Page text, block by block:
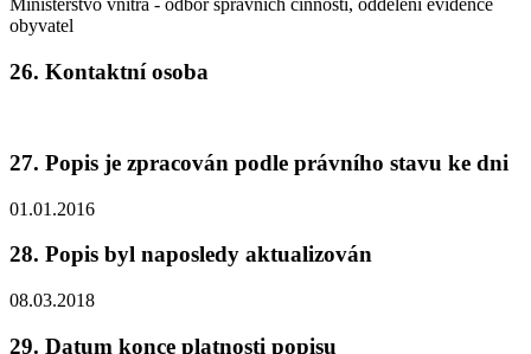
obyvatel
26. Kontaktní osoba
27. Popis je zpracován podle právního stavu ke dni
01.01.2016
28. Popis byl naposledy aktualizován
08.03.2018
29. Datum konce platnosti popisu